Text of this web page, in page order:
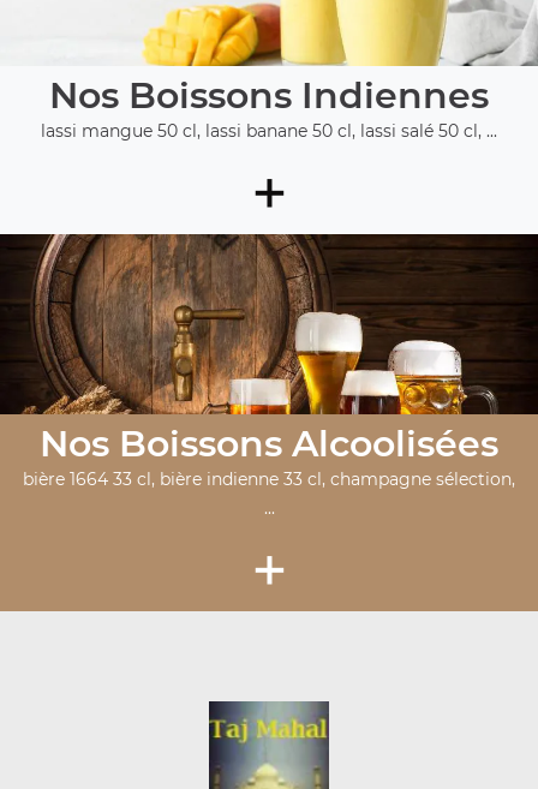
Nos Boissons Indiennes
lassi mangue 50 cl, lassi banane 50 cl, lassi salé 50 cl, ...
+
Nos Boissons Alcoolisées
bière 1664 33 cl, bière indienne 33 cl, champagne sélection,
...
+